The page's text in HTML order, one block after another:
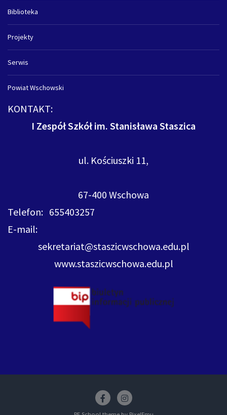
Biblioteka
Projekty
Serwis
Powiat Wschowski
KONTAKT:
I Zespół Szkół im. Stanisława Staszica
ul. Kościuszki 11,
67-400 Wschowa
Telefon: 655403257
E-mail:
sekretariat@staszicwschowa.edu.pl
www.staszicwschowa.edu.pl